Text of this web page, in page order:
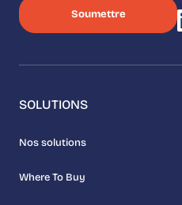
SOLUTIONS
Nos solutions
Where To Buy